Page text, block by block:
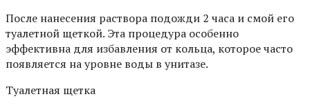
После нанесения раствора подожди 2 часа и смой его
туалетной щеткой. Эта процедура особенно
эффективна для избавления от кольца, которое часто
появляется на уровне воды в унитазе.
Туалетная щетка